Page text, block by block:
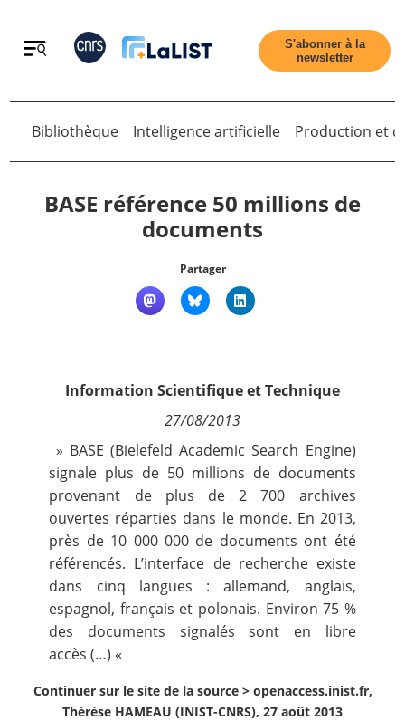
Retour
Nous suivre
S'abonner à la
newsletter
Retour
Bibliothèque Intelligence artificielle Production et
BASE référence 50 millions de
documents
Partager
Information Scientifique et Technique
27/08/2013
» BASE (Bielefeld Academic Search Engine)
signale plus de 50 millions de documents
provenant de plus de 2 700 archives
ouvertes réparties dans le monde. En 2013,
près de 10 000 000 de documents ont été
référencés. L’interface de recherche existe
dans cinq langues : allemand, anglais,
espagnol, français et polonais. Environ 75 %
des documents signalés sont en libre
accès (…) «
Continuer sur le site de la source > openaccess.inist.fr,
Thérèse HAMEAU (INIST-CNRS), 27 août 2013